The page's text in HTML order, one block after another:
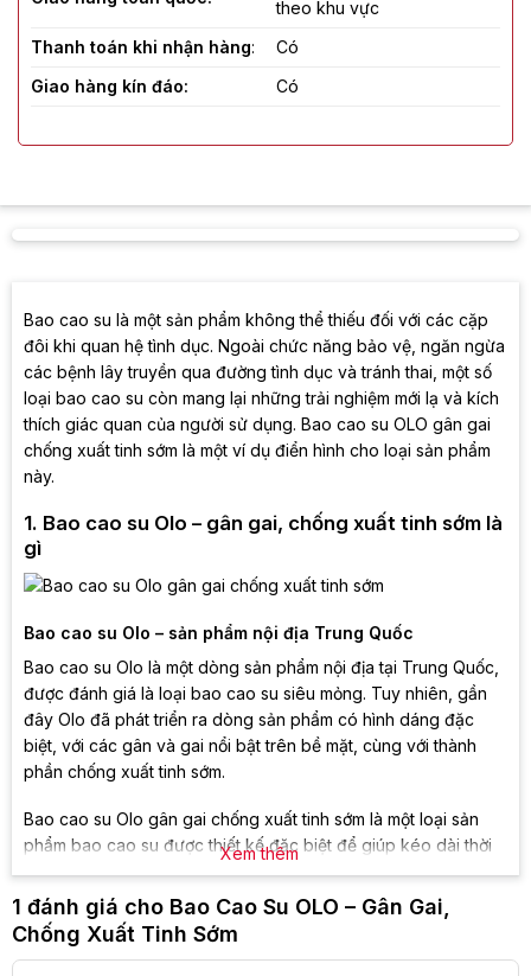
theo khu vực
Thanh toán khi nhận hàng:
Có
Giao hàng kín đáo:
Có
Bao cao su là một sản phẩm không thể thiếu đối với các cặp
đôi khi quan hệ tình dục. Ngoài chức năng bảo vệ, ngăn ngừa
các bệnh lây truyền qua đường tình dục và tránh thai, một số
loại bao cao su còn mang lại những trải nghiệm mới lạ và kích
thích giác quan của người sử dụng. Bao cao su OLO gân gai
chống xuất tinh sớm là một ví dụ điển hình cho loại sản phẩm
này.
1. Bao cao su Olo – gân gai, chống xuất tinh sớm là
gì
Bao cao su Olo – sản phẩm nội địa Trung Quốc
Bao cao su Olo là một dòng sản phẩm nội địa tại Trung Quốc,
được đánh giá là loại bao cao su siêu mỏng. Tuy nhiên, gần
đây Olo đã phát triển ra dòng sản phẩm có hình dáng đặc
biệt, với các gân và gai nổi bật trên bề mặt, cùng với thành
phần chống xuất tinh sớm.
Bao cao su Olo gân gai chống xuất tinh sớm là một loại sản
phẩm bao cao su được thiết kế đặc biệt để giúp kéo dài thời
gian quan hệ tình dục và ngăn ngừa tình trạng xuất tinh sớm ở
nam giới. Sản phẩm này được sản xuất bởi công ty OLO, một
thương hiệu nổi tiếng trong ngành sản xuất bao cao su.
Xem thêm
1 đánh giá cho Bao Cao Su OLO – Gân Gai,
Chống Xuất Tinh Sớm